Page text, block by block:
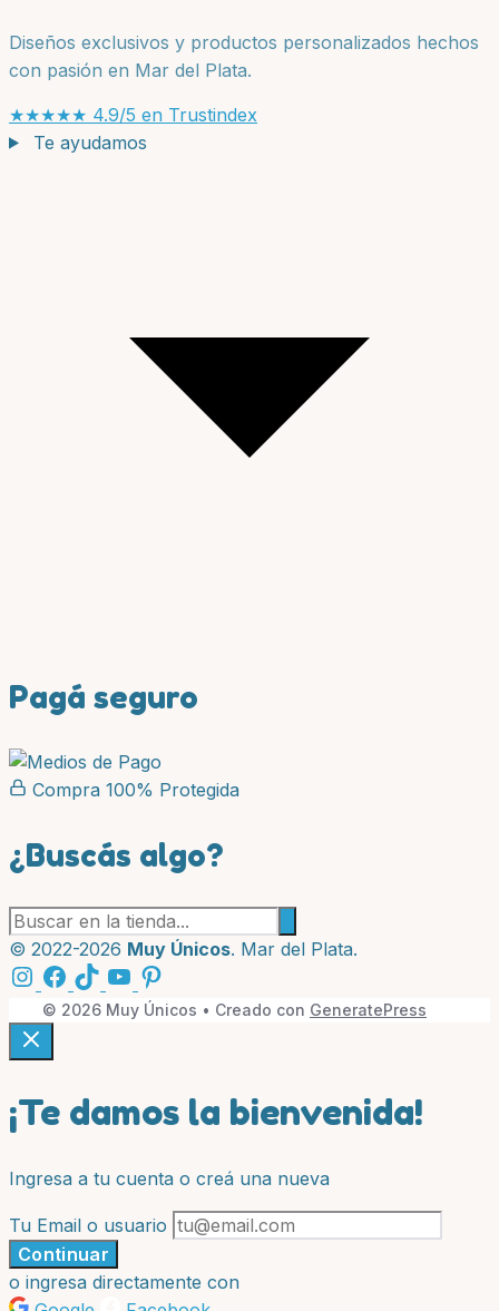
Diseños exclusivos y productos personalizados hechos
con pasión en Mar del Plata.
★★★★★ 4.9/5 en Trustindex
Te ayudamos
Pagá seguro
Compra 100% Protegida
¿Buscás algo?
Buscar
productos:
© 2022-2026 Muy Únicos. Mar del Plata.
© 2026 Muy Únicos • Creado con GeneratePress
¡Te damos la bienvenida!
Ingresa a tu cuenta o creá una nueva
Tu Email o usuario
Continuar
o ingresa directamente con